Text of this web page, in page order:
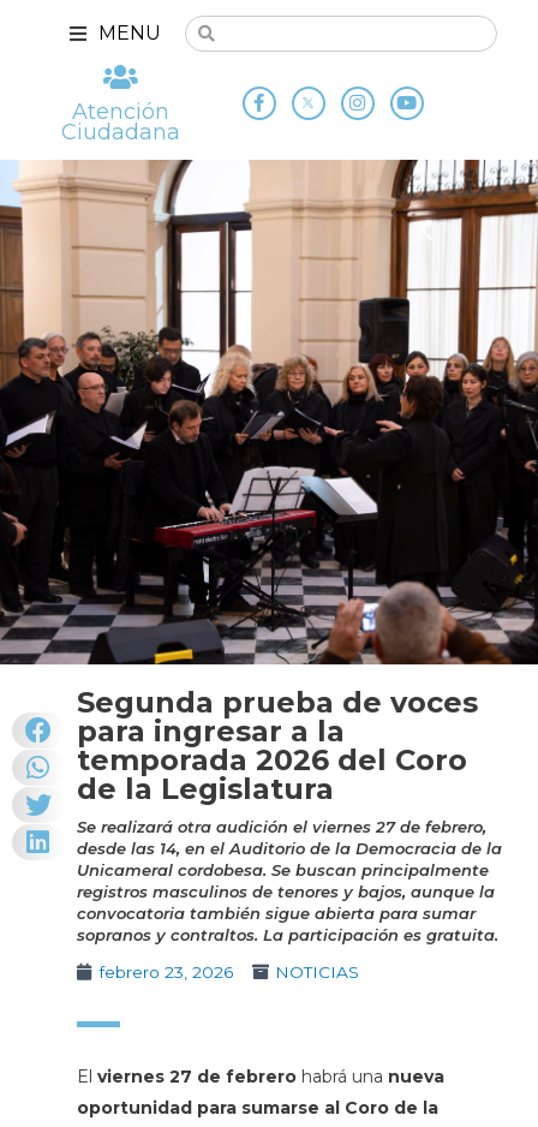
MENU
Atención
Ciudadana
Segunda prueba de voces
para ingresar a la
temporada 2026 del Coro
de la Legislatura
Se realizará otra audición el viernes 27 de febrero,
desde las 14, en el Auditorio de la Democracia de la
Unicameral cordobesa. Se buscan principalmente
registros masculinos de tenores y bajos, aunque la
convocatoria también sigue abierta para sumar
sopranos y contraltos. La participación es gratuita.
febrero 23, 2026
NOTICIAS
El viernes 27 de febrerohabrá una nueva
oportunidad para sumarse al Coro de la